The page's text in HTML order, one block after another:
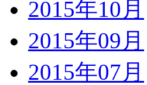
2015年10月
2015年09月
2015年07月